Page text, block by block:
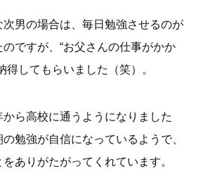
男の場合は、毎日勉強させるのが
ですが、“お父さんの仕事がかか
してもらいました（笑）。
ら高校に通うようになりました
勉強が自信になっているようで、
ありがたがってくれています。